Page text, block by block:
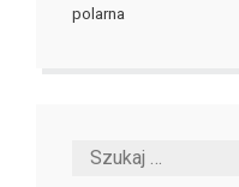
polarna